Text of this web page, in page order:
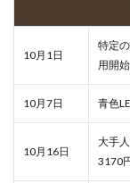
10月1日
特定
用開始
10月7日 青色
10月16日
大手
3170